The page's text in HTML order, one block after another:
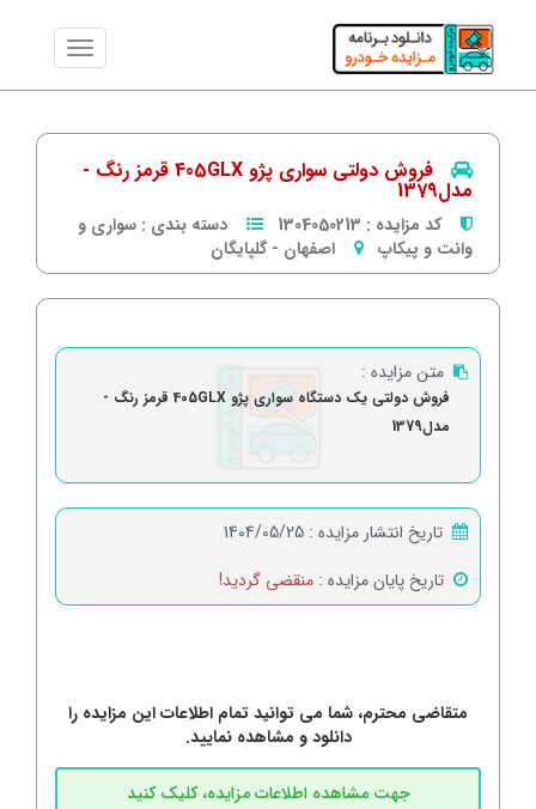
فروش دولتی سواری پژو 405GLX قرمز رنگ -
مدل1379
کد مزایده : 1304050213 دسته بندی : سواری و
وانت و پیکاپ
اصفهان - گلپایگان
متن مزایده :
فروش دولتی یک دستگاه سواری پژو 405GLX قرمز رنگ -
مدل1379
تاریخ انتشار مزایده : 1404/05/25
تاریخ پایان مزایده : منقضی گردید!
متقاضی محترم، شما می توانید تمام اطلاعات این مزایده را
دانلود و مشاهده نمایید.